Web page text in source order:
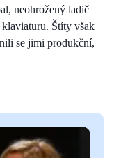
neohrožený ladič
Štíty však
se jimi produkční,